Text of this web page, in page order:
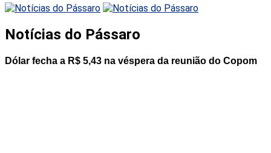
Notícias do Pássaro
Dólar fecha a R$ 5,43 na véspera da reunião do Copom